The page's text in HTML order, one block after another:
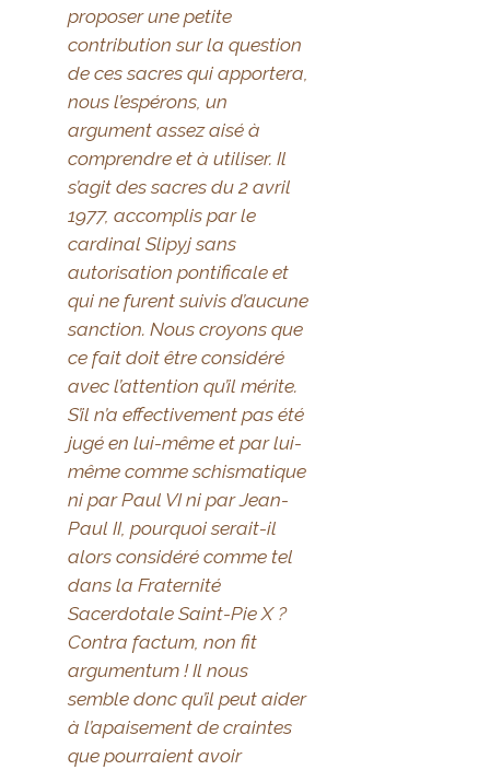
proposer une petite
contribution sur la question
de ces sacres qui apportera,
nous l’espérons, un
argument assez aisé à
comprendre et à utiliser. Il
s’agit des sacres du 2 avril
1977, accomplis par le
cardinal Slipyj sans
autorisation pontificale et
qui ne furent suivis d’aucune
sanction. Nous croyons que
ce fait doit être considéré
avec l’attention qu’il mérite.
S’il n’a effectivement pas été
jugé en lui-même et par lui-
même comme schismatique
ni par Paul VI ni par Jean-
Paul II, pourquoi serait-il
alors considéré comme tel
dans la Fraternité
Sacerdotale Saint-Pie X ?
Contra factum, non fit
argumentum ! Il nous
semble donc qu’il peut aider
à l’apaisement de craintes
que pourraient avoir